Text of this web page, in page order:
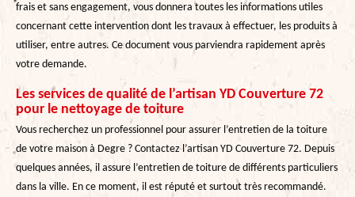
frais et sans engagement, vous donnera toutes les informations utiles
concernant cette intervention dont les travaux à effectuer, les produits à
utiliser, entre autres. Ce document vous parviendra rapidement après
votre demande.
Les services de qualité de l’artisan YD Couverture 72
pour le nettoyage de toiture
Vous recherchez un professionnel pour assurer l’entretien de la toiture
de votre maison à Degre ? Contactez l’artisan YD Couverture 72. Depuis
quelques années, il assure l’entretien de toiture de différents particuliers
dans la ville. En ce moment, il est réputé et surtout très recommandé.